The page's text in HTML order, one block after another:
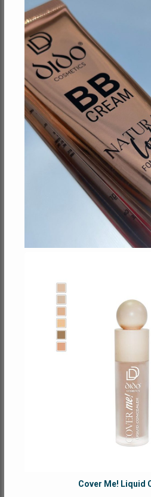
Cover Me! Liquid